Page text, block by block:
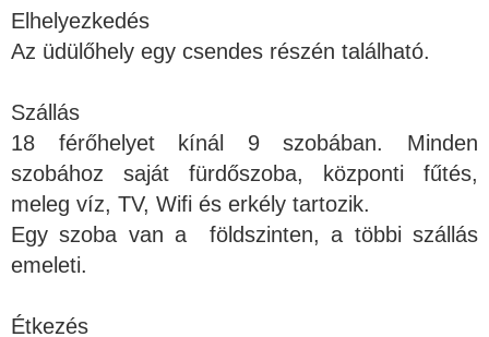
Elhelyezkedés
Az üdülőhely egy csendes részén található.
Szállás
18 férőhelyet kínál 9 szobában. Minden
szobához saját fürdőszoba, központi fűtés,
meleg víz, TV, Wifi és erkély tartozik.
Egy szoba van a földszinten, a többi szállás
emeleti.
Étkezés